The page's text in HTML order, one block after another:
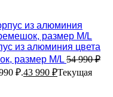
из алюминия цвета
размер M/L 54 990₽
₽.43 990 ₽Текущая